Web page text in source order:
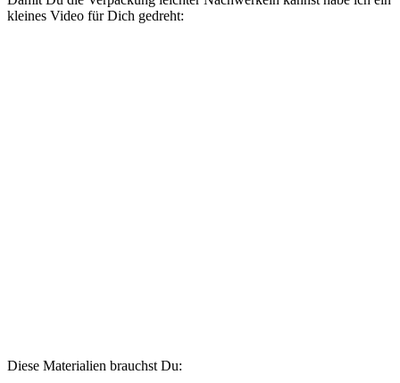
kleines Video für Dich gedreht:
Diese Materialien brauchst Du: